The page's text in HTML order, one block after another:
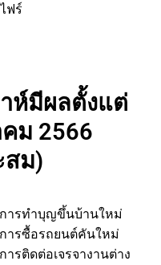
ฟร์
ห์มีผลตั้งแต่
ม 2566
สม)
การทำบุญขึ้นบ้านใหม่
ารซื้อรถยนต์คันใหม่
รติดต่อเจรจางานต่าง